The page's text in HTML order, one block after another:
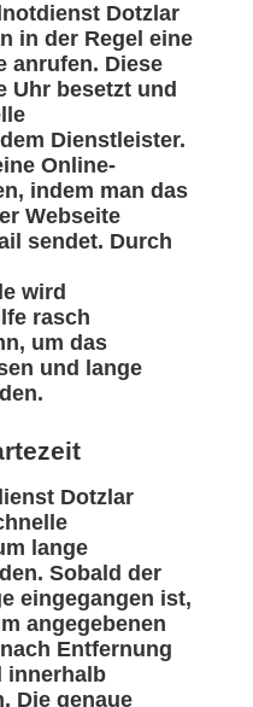
Dotzlar
in der Regel eine
anrufen. Diese
Uhr besetzt und
Dienstleister.
Online-
indem man das
Webseite
sendet. Durch
wird
rasch
um das
und lange
Dotzlar
lange
Sobald der
eingegangen ist,
angegebenen
Entfernung
innerhalb
Die genaue